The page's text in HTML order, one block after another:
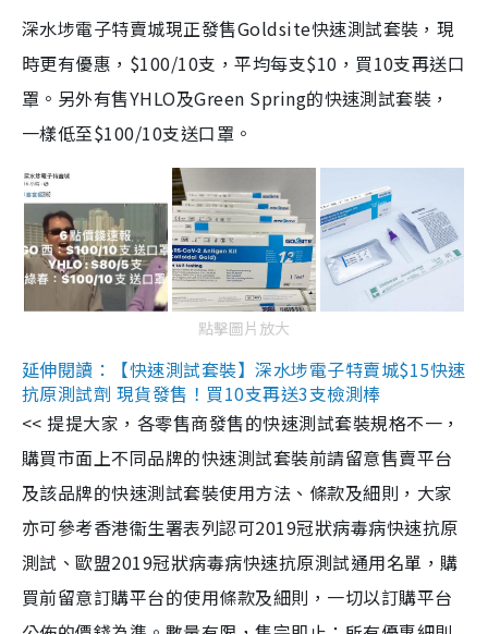
深水埗電子特賣城現正發售Goldsite快速測試套裝，現
時更有優惠，$100/10支，平均每支$10，買10支再送口
罩。另外有售YHLO及Green Spring的快速測試套裝，
一樣低至$100/10支送口罩。
點擊圖片放大
延伸閱讀：【快速測試套裝】深水埗電子特賣城$15快速
抗原測試劑 現貨發售！買10支再送3支檢測棒
<< 提提大家，各零售商發售的快速測試套裝規格不一，
購買市面上不同品牌的快速測試套裝前請留意售賣平台
及該品牌的快速測試套裝使用方法、條款及細則，大家
亦可參考香港衞生署表列認可2019冠狀病毒病快速抗原
測試、歐盟2019冠狀病毒病快速抗原測試通用名單，購
買前留意訂購平台的使用條款及細則，一切以訂購平台